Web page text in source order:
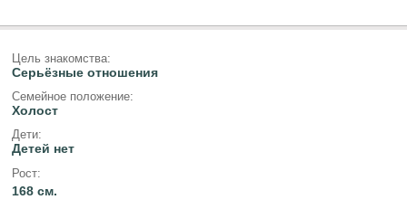
Цель знакомства:
Серьёзные отношения
Семейное положение:
Холост
Дети:
Детей нет
Рост:
168 см.